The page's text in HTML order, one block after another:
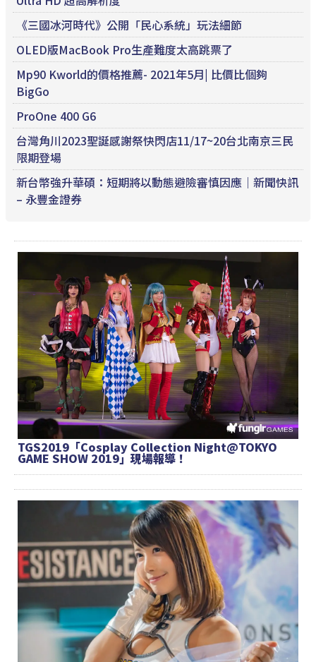
《三國冰河時代》公開「民心系統」玩法細節
OLED版MacBook Pro生產難度太高跳票了
Mp90 Kworld的價格推薦- 2021年5月| 比價比個夠
BigGo
ProOne 400 G6
台灣角川2023聖誕感謝祭快閃店11/17~20台北南京三民
限期登場
新台幣強升華碩：短期將以動態避險審慎因應｜新聞快訊
– 永豐金證券
TGS2019「Cosplay Collection Night@TOKYO
GAME SHOW 2019」現場報導！